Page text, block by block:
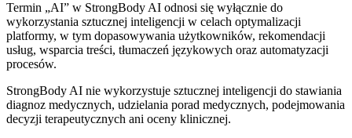
Termin „AI” w StrongBody AI odnosi się wyłącznie do
wykorzystania sztucznej inteligencji w celach optymalizacji
platformy, w tym dopasowywania użytkowników, rekomendacji
usług, wsparcia treści, tłumaczeń językowych oraz automatyzacji
procesów.
StrongBody AI nie wykorzystuje sztucznej inteligencji do stawiania
diagnoz medycznych, udzielania porad medycznych, podejmowania
decyzji terapeutycznych ani oceny klinicznej.